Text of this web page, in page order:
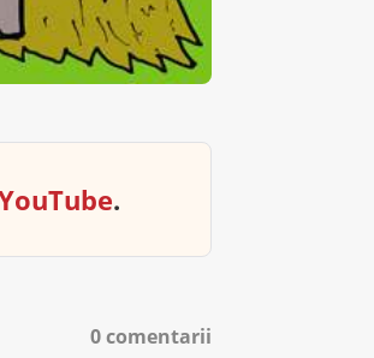
.
0 comentarii